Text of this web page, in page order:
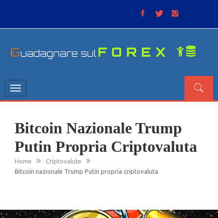
Toggle
navigation
Bitcoin Nazionale Trump
Putin Propria Criptovaluta
Home
Criptovalute
Bitcoin nazionale Trump Putin propria criptovaluta